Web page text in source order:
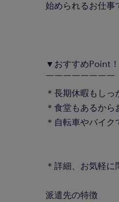
始められるお仕事
▼おすすめPoint！
￣￣￣￣￣￣￣￣
＊長期休暇もしっ
＊食堂もあるから
＊自転車やバイク
＊詳細、お気軽に
派遣先の特徴